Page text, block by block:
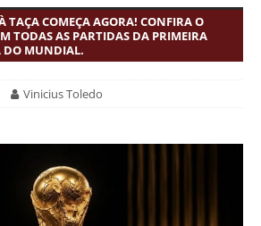
TAÇA COMEÇA AGORA! CONFIRA O
TODAS AS PARTIDAS DA PRIMEIRA
DO MUNDIAL.
Vinicius Toledo